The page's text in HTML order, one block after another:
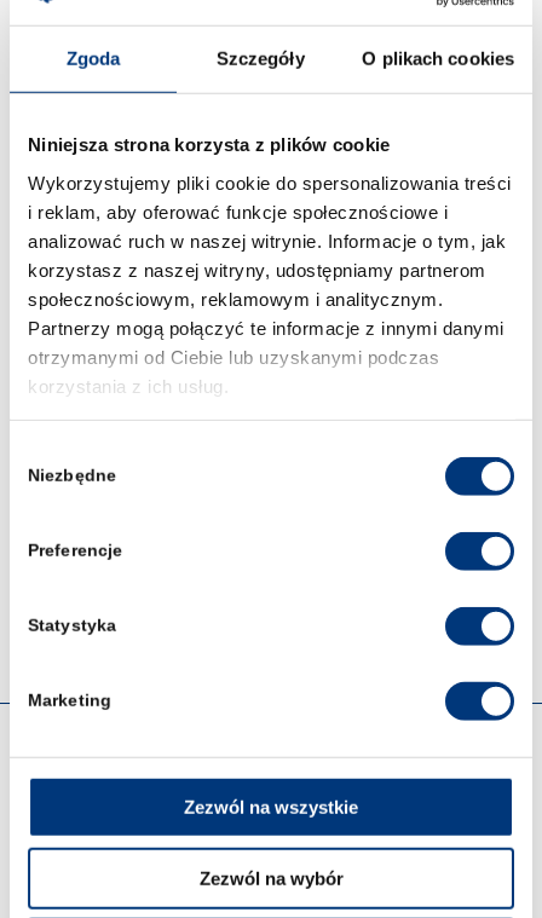
Zgoda Szczegóły O plikach cookies
Niniejsza strona korzysta z plików cookie
Wykorzystujemy pliki cookie do spersonalizowania treści
i reklam, aby oferować funkcje społecznościowe i
analizować ruch w naszej witrynie. Informacje o tym, jak
korzystasz z naszej witryny, udostępniamy partnerom
społecznościowym, reklamowym i analitycznym.
Partnerzy mogą połączyć te informacje z innymi danymi
otrzymanymi od Ciebie lub uzyskanymi podczas
korzystania z ich usług.
zgody
Niezbędne
Preferencje
Statystyka
Marketing
Zezwól na wszystkie
Zezwól na wybór
radców prawnych oraz szerokim spektrum
możliwości działania i rozwoju zawodowego,
jakie oferuje bycie radcą prawnym.
,,Tydzień akademicki – zostań radcą prawnym”
Radców Prawnych we współpracy z wybranymi
uczelniami w całej Polsce i Okręgowymi Izbami
Radców Prawnych. Wydarzenie ma na celu
przybliżenie zawodu radcy prawnego.
Powiązane strony:studia we Wrocławiu
OFERTA
Kryminologia i kryminalistyka – studia I stopnia we